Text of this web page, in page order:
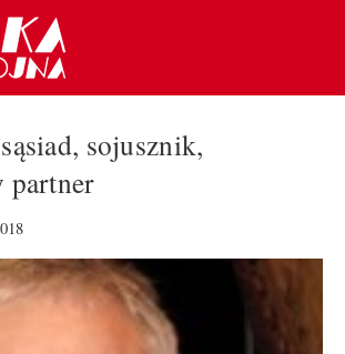
sojusznik,
partner